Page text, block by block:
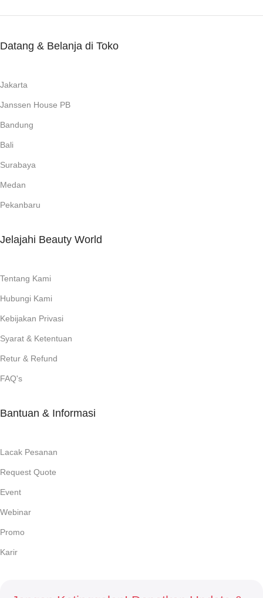
Datang & Belanja di Toko
Jakarta
Janssen House PB
Bandung
Bali
Surabaya
Medan
Pekanbaru
Jelajahi Beauty World
Tentang Kami
Hubungi Kami
Kebijakan Privasi
Syarat & Ketentuan
Retur & Refund
FAQ's
Bantuan & Informasi
Lacak Pesanan
Request Quote
Event
Webinar
Promo
Karir